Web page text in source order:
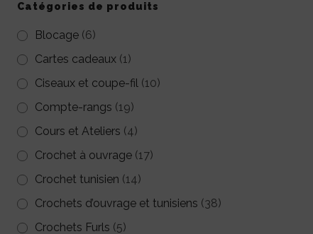
Catégories de produits
Blocage (6)
Cartes cadeaux (1)
Ciseaux et coupe-fil (10)
Compte-rangs (19)
Cours et Ateliers (4)
Crochet à ouvrage (17)
Crochet tunisien (14)
Crochets d’ouvrage et tunisiens (38)
Crochets Furls (5)